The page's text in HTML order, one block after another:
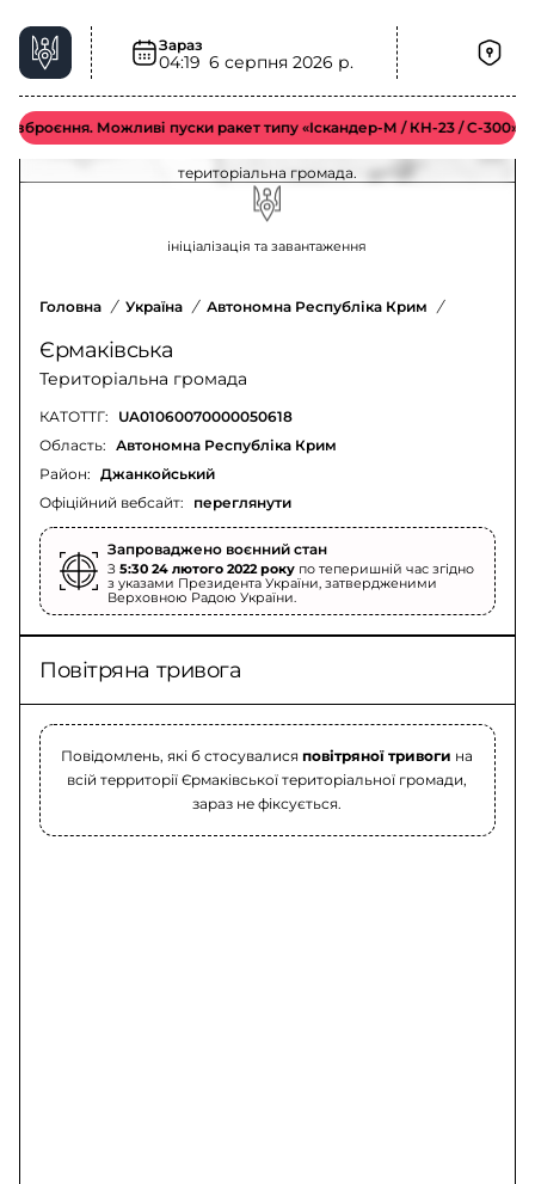
Зараз
04:19 6 серпня 2026 р.
Можливі пуски ракет типу «Іскандер-М / КН-23 / С-300».
Повітряна тривога у Єрмаківська
територіальна громада – актуальна ситуація
Оновлення щодо повітряної тривоги у Єрмаківська
територіальна громада.
ініціалізація та завантаження
Головна / Україна / Автономна Республіка Крим /
Єрмаківська
Територіальна громада
КАТОТТГ: UA01060070000050618
Офіційний вебсайт: переглянути
Область: Автономна Республіка Крим
Район: Джанкойський
Запроваджено воєнний стан
З 5:30 24 лютого 2022 року по теперишній час згідно
з указами Президента України, затвердженими
Верховною Радою України.
Повітряна тривога
Повідомлень, які б стосувалисяповітряної тривоги на
всій территорії Єрмаківської територіальної громади,
зараз не фіксується.